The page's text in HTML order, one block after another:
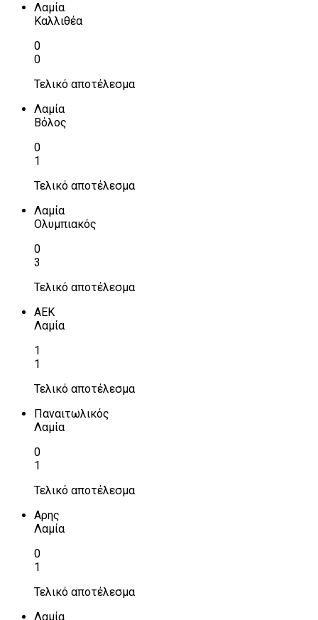
Λαμία
Καλλιθέα
0
0
Τελικό αποτέλεσμα
Λαμία
Βόλος
0
1
Τελικό αποτέλεσμα
Λαμία
Ολυμπιακός
0
3
Τελικό αποτέλεσμα
ΑΕΚ
Λαμία
1
1
Τελικό αποτέλεσμα
Παναιτωλικός
Λαμία
0
1
Τελικό αποτέλεσμα
Αρης
Λαμία
0
1
Τελικό αποτέλεσμα
Λαμία